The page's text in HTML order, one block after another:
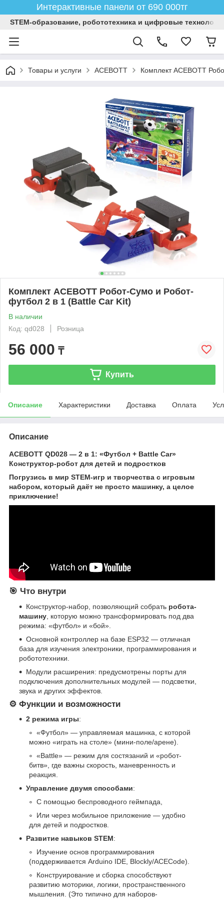
Интерактивные панели от 690 000тг
STEM-образование, робототехника и цифровые
Товары и услуги ACEBOTT Комплект ACEBOTT
Комплект ACEBOTT Робот-Сумо и Робот-
футбол 2 в 1 (Battle Car Kit)
В наличии
Код: qd028
Розница
56 000 ₸
Купить
Описание Характеристики Доставка Оплата
Описание
ACEBOTT QD028 — 2 в 1: «Футбол + Battle Car»
Конструктор-робот для детей и подростков
Погрузись в мир STEM-игр и творчества с игровым
набором, который даёт не просто машинку, а целое
приключение!
🎯 Что внутри
Конструктор-набор, позволяющий собрать робота-
машину , которую можно трансформировать под два
режима: «футбол» и «бой».
Основной контроллер на базе ESP32 — отличная
база для изучения электроники, программирования и
робототехники.
Модули расширения: предусмотрены порты для
подключения дополнительных модулей — подсветки,
звука и других эффектов.
⚙️ Функции и возможности
2 режима игры:
«Футбол» — управляемая машинка, с которой
можно «играть на столе» (мини-поле/арене).
«Battle» — режим для состязаний и «робот-
битв», где важны скорость, маневренность и
реакция.
Управление двумя способами:
С помощью беспроводного геймпада,
Или через мобильное приложение — удобно
для детей и подростков.
Развитие навыков STEM:
Изучение основ программирования
(поддерживается Arduino IDE, Blockly/ACECode).
Конструирование и сборка способствуют
развитию моторики, логики, пространственного
мышления. (Это типично для наборов-